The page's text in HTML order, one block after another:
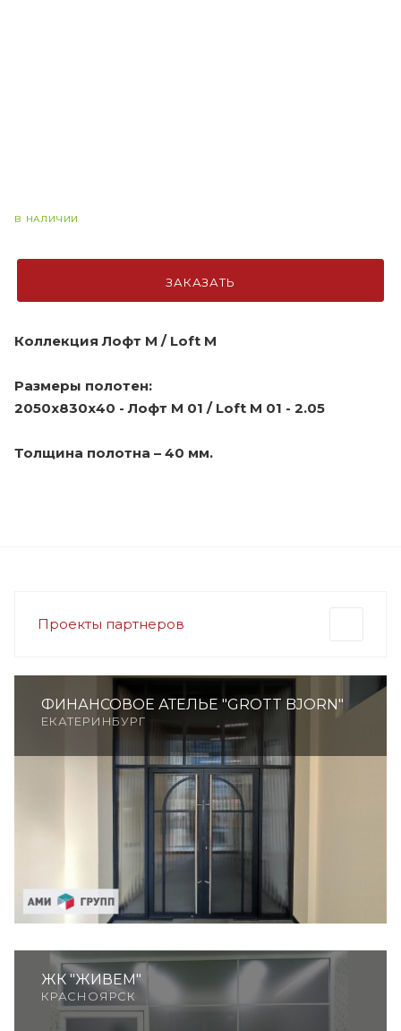
В НАЛИЧИИ
ЗАКАЗАТЬ
Коллекция Лофт M / Loft M
Размеры полотен:
2050х830х40 - Лофт M 01 / Loft M 01 - 2.05
Толщина полотна – 40 мм.
Проекты партнеров
ФИНАНСОВОЕ АТЕЛЬЕ "GROTT BJORN"
ЕКАТЕРИНБУРГ
ЖК "ЖИВЕМ"
КРАСНОЯРСК